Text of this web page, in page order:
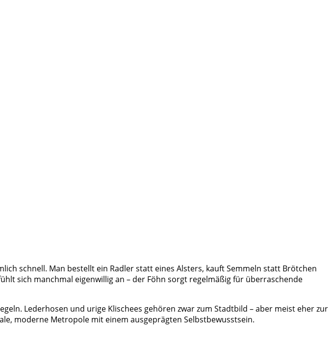
schnell. Man bestellt ein Radler statt eines Alsters, kauft Semmeln statt Brötchen
sich manchmal eigenwillig an – der Föhn sorgt regelmäßig für überraschende
Lederhosen und urige Klischees gehören zwar zum Stadtbild – aber meist eher zur
moderne Metropole mit einem ausgeprägten Selbstbewusstsein.